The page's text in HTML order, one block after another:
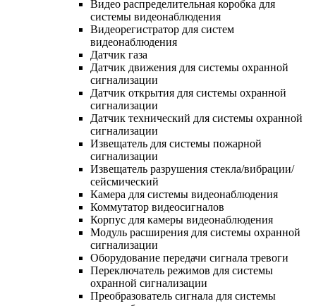
Видео распределительная коробка для
системы видеонаблюдения
Видеорегистратор для систем
видеонаблюдения
Датчик газа
Датчик движения для системы охранной
сигнализации
Датчик открытия для системы охранной
сигнализации
Датчик технический для системы охранной
сигнализации
Извещатель для системы пожарной
сигнализации
Извещатель разрушения стекла/вибрации/
сейсмический
Камера для системы видеонаблюдения
Коммутатор видеосигналов
Корпус для камеры видеонаблюдения
Модуль расширения для системы охранной
сигнализации
Оборудование передачи сигнала тревоги
Переключатель режимов для системы
охранной сигнализации
Преобразователь сигнала для системы